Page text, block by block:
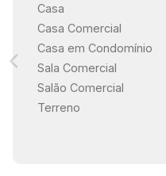
Casa
Casa Comercial
Casa em Condomínio
Sala Comercial
Salão Comercial
Terreno